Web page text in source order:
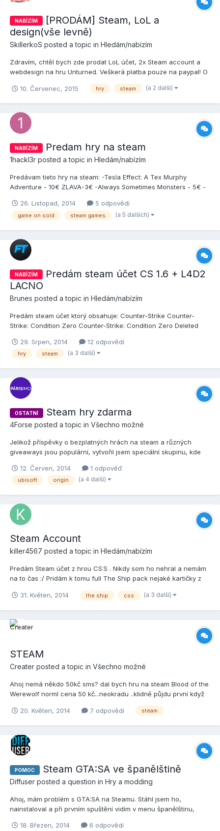
NABÍZÍM
[PRODÁM] Steam, LoL a
design(vše levně)
SkillerkoS posted a topic in Hledám/nabízím
Zdravím, chtěl bych zde prodat LoL účet, 2x Steam account a
webdesign na hru Unturned. Veškerá platba pouze na paypal! O
1000Kč Obrázek o všem: http://postimg.org/image/79gbtod9d/
10. Červenec, 2015 hry steam (a 2 další)
NABÍZÍM Predam hry na steam
1hackl3r posted a topic in Hledám/nabízím
Predávam tieto hry na steam: -Tesla Effect: A Tex Murphy
Adventure - 10€ ZLAVA-3€ -Always Sometimes Monsters - 5€ -
- 10€ -Half Minute Hero: Super Mega Neo Climax Ultimate Boy -
4€ -KickBeat Steam Edition - 4€ -GRID™ - 6€ -Full M...
26. Listopad, 2014 5 odpovědí
game on sold steam games (a 5 dalších)
NABÍZÍM
Predám steam účet CS 1.6 + L4D2
LACNO
Brunes posted a topic in Hledám/nabízím
Predám steam účet ktorý obsahuje: Counter-Strike Counter-
Strike: Condition Zero Counter-Strike: Condition Zero Deleted
Paypal/Platobnú kartu 10€
29. Srpen, 2014 12 odpovědí
hry steam (a 3 další)
OSTATNÍ Steam hry zdarma
4Forse posted a topic in Všechno možné
Jelikož příspěvky o bezplatných hrách na steam a různých
giveaways jsou populární, vytvořil jsem speciální skupinu, kde
Začínáme soutěží, like + sdílej a můžeš vyhrát jednu ze dvou her
na steam.. Vstupujte do skupiny zde: http:/...
12. Červen, 2014 1 odpověď
ubisoft origin (a 4 další)
Steam Account
killer4567 posted a topic in Hledám/nabízím
Predám Steam účet z hrou CS:S . Nikdy som ho nehral a nemám
na to čas :/ Pridám k tomu full The Ship pack nejaké kartičky z
paypal. Cena:5€ + fee poplatky
31. Květen, 2014 the ship css (a 3 další)
STEAM
Creater posted a topic in Všechno možné
Ahoj nemá někdo 50kč sms? dal bych hru na steam Blood of the
Werewolf norml cena 50 kč...neokradu ..klidně půjdu první když
20. Květen, 2014
7 odpovědí steam
POMOC Steam GTA:SA ve španělštině
Diffuser posted a question in Hry a modding
Ahoj, mám problém s GTA:SA na Steamu. Stáhl jsem ho,
nainstaloval a při prvním spuštění vidím v menu španělštinu,
změnit jazyk standardně na angličtinu? Na netu radí, ať ve
18. Březen, 2014 6 odpovědí